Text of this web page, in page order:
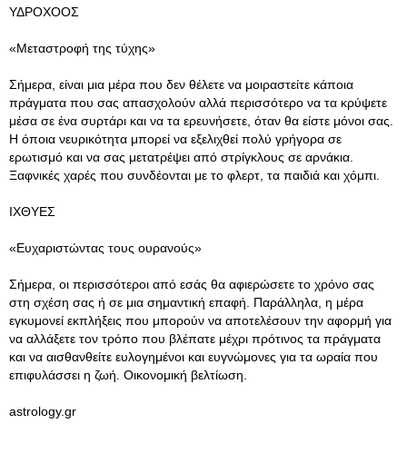
ΥΔΡΟΧΟΟΣ
«Μεταστροφή της τύχης»
Σήμερα, είναι μια μέρα που δεν θέλετε να μοιραστείτε κάποια
πράγματα που σας απασχολούν αλλά περισσότερο να τα κρύψετε
μέσα σε ένα συρτάρι και να τα ερευνήσετε, όταν θα είστε μόνοι σας.
Η όποια νευρικότητα μπορεί να εξελιχθεί πολύ γρήγορα σε
ερωτισμό και να σας μετατρέψει από στρίγκλους σε αρνάκια.
Ξαφνικές χαρές που συνδέονται με το φλερτ, τα παιδιά και χόμπι.
ΙΧΘYΕΣ
«Ευχαριστώντας τους ουρανούς»
Σήμερα, οι περισσότεροι από εσάς θα αφιερώσετε το χρόνο σας
στη σχέση σας ή σε μια σημαντική επαφή. Παράλληλα, η μέρα
εγκυμονεί εκπλήξεις που μπορούν να αποτελέσουν την αφορμή για
να αλλάξετε τον τρόπο που βλέπατε μέχρι πρότινος τα πράγματα
και να αισθανθείτε ευλογημένοι και ευγνώμονες για τα ωραία που
επιφυλάσσει η ζωή. Οικονομική βελτίωση.
astrology.gr